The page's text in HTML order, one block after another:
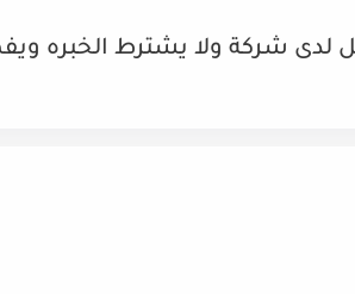
شركة ولا يشترط الخبره